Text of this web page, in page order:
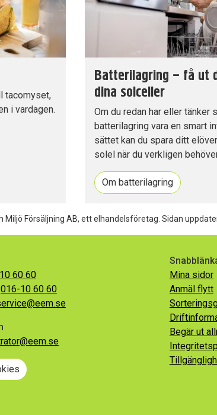
tacomyset,
i vardagen.
Batterilagring – få ut
dina solceller
Om du redan har eller tänker
batterilagring vara en smart
sättet kan du spara ditt
solel när du verkligen
Om batterilagring
Miljö Försäljning AB, ett elhandelsföretag. Sidan
60 60
016-10 60 60
Mina sidor
Anmäl flytt
Begär ut